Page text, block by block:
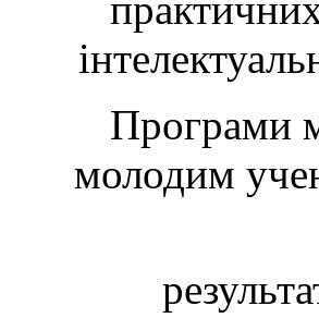
Програми
молодим